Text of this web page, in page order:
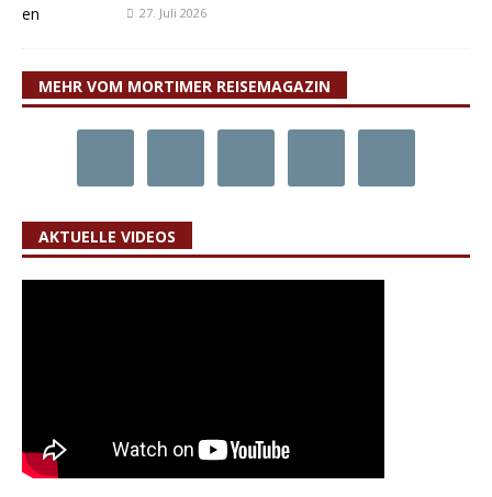
27. Juli 2026
MEHR VOM MORTIMER REISEMAGAZIN
AKTUELLE VIDEOS